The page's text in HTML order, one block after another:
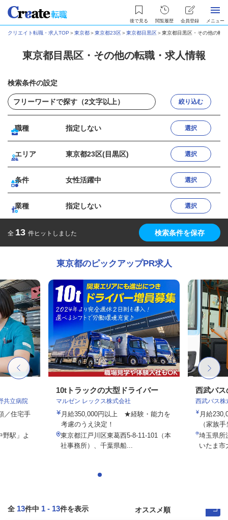
後で見る 閲覧履歴 会員登録 メニュー
クリエイト転職・求人TOP ＞東京都＞東京都23区＞東京都目黒区＞東京都目黒区・その他の転
東京都目黒区・その他の転職・求人情報
検索条件の設定
絞り込む
職種 指定しない 選択
エリア 東京都23区(目黒区) 選択
条件 女性活躍中 選択
業種 指定しない 選択
全 13 件ヒットしました 検索条件を保存
東京都のピックアップPR求人
共立病院
／住宅手
野駅」よ
10tトラックの大型ドライバー
マルゼン レックス株式会社
月給350,000円以上 ★経験・能力を
考慮のうえ決定！
東京都江戸川区東葛西5-8-11-101（本
社事務所）、千葉県船...
西武バス
西武バス株
月給
（家族
埼玉県所
いたま市
全 13件中 1 - 13件を表示